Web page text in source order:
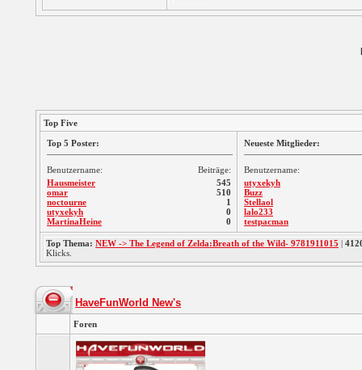
Top Five
Top 5 Poster:
Benutzername:
Beiträge:
Hausmeister
omar
noctourne
utyxekyh
MartinaHeine
545
510
1
0
0
Neueste Mitglieder:
Benutzername:
utyxekyh
Buzz
Stellaol
lalo233
testpacman
Top Thema: NEW -> The Legend of Zelda:Breath of the Wild- 9781911015 |
Klicks.
HaveFunWorld New's
Foren